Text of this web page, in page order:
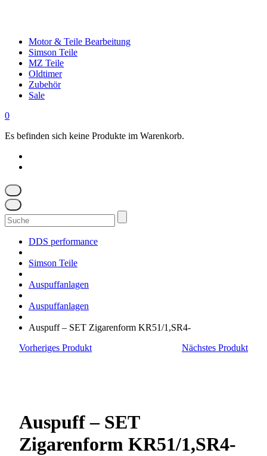
Motor & Teile Bearbeitung
Simson Teile
MZ Teile
Oldtimer
Zubehör
Sale
0
Es befinden sich keine Produkte im Warenkorb.
Suchen
nach:
DDS performance
Simson Teile
Auspuffanlagen
Auspuffanlagen
Auspuff – SET Zigarenform KR51/1,SR4-
Vorheriges Produkt
Nächstes Produkt
Auspuff – SET
Zigarenform KR51/1,SR4-